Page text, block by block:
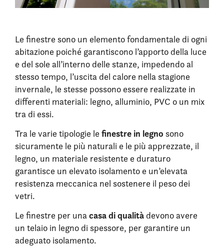
Le finestre sono un elemento fondamentale di ogni
abitazione poiché garantiscono l’apporto della luce
e del sole all’interno delle stanze, impedendo al
stesso tempo, l’uscita del calore nella stagione
invernale, le stesse possono essere realizzate in
differenti materiali: legno, alluminio, PVC o un mix
tra di essi.
Tra le varie tipologie le finestre in legno sono
sicuramente le più naturali e le più apprezzate, il
legno, un materiale resistente e duraturo
garantisce un elevato isolamento e un’elevata
resistenza meccanica nel sostenere il peso dei
vetri.
Le finestre per unacasa di qualità devono avere
un telaio in legno di spessore, per garantire un
adeguato isolamento.